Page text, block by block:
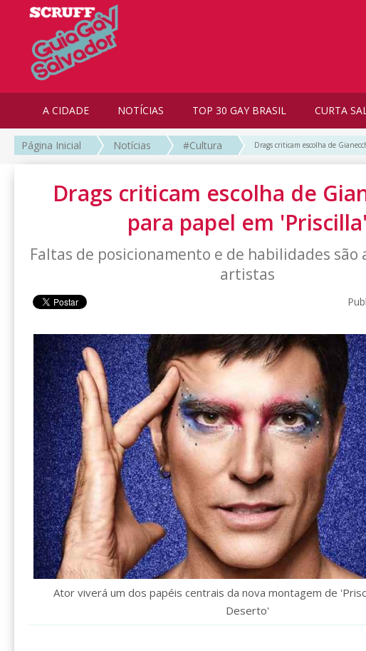
A CIDADE NOTÍCIAS TOP 30 GAY BRASIL CURTA
Página Inicial Notícias #Cultura Drags criticam escolha de
Drags criticam escolha de
para papel em 'Priscilla'
Faltas de posicionamento e de habilidades são
artistas
Ator viverá um dos papéis centrais da nova montagem de
Deserto'